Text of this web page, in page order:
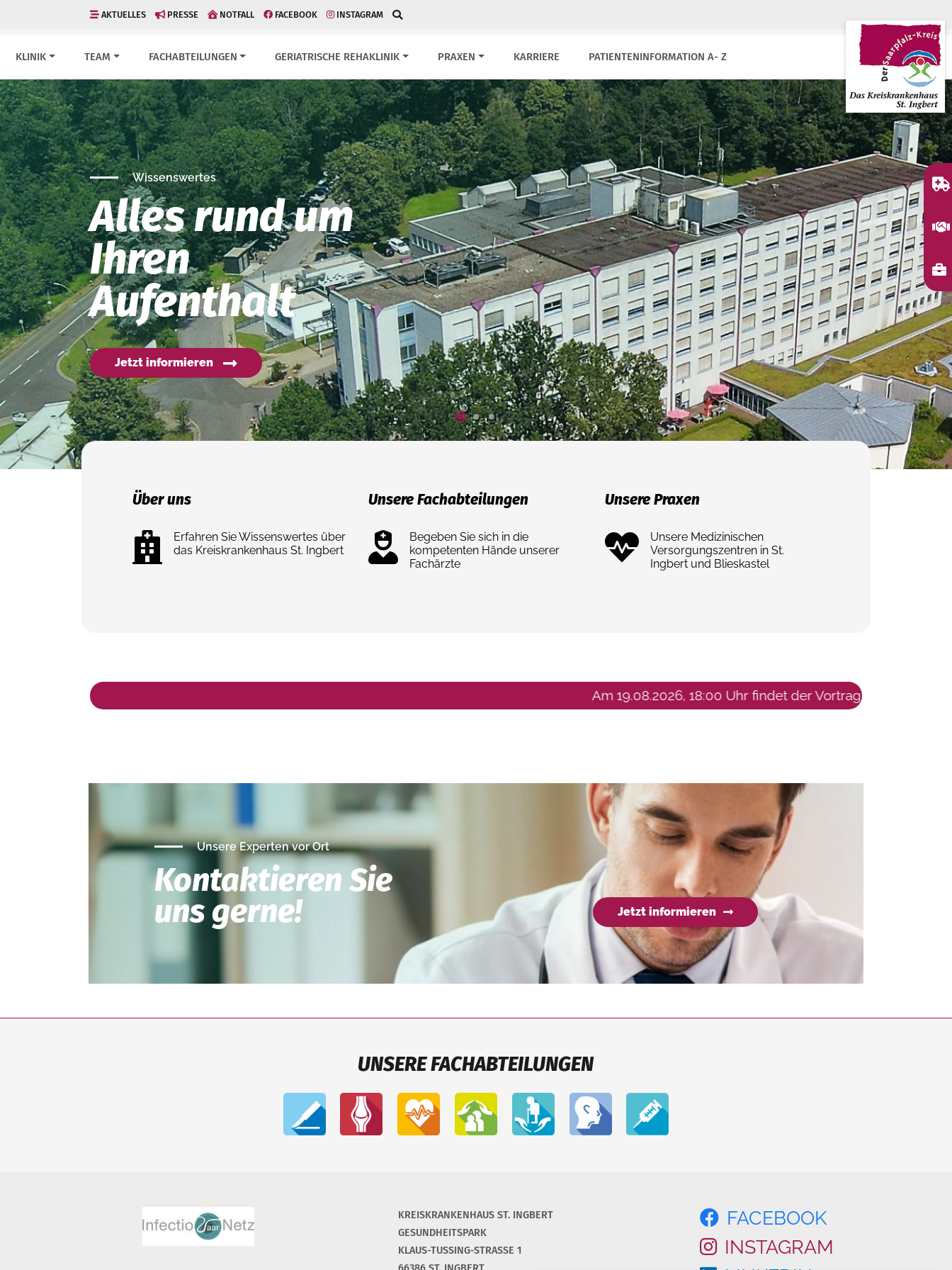
AKTUELLES PRESSE NOTFALL FACEBOOK INSTAGRAM
KLINIK TEAM FACHABTEILUNGEN GERIATRISCHE REHAKLINIK PRAXEN KARRIERE PATIENTENINFORMATION A- Z
Wissenswertes
Alles rund um
Ihren
Aufenthalt
Jetzt informieren
Über uns
Erfahren Sie Wissenswertes über
das Kreiskrankenhaus St. Ingbert
Unsere Fachabteilungen
Begeben Sie sich in die
kompetenten Hände unserer
Fachärzte
Unsere Praxen
Unsere Medizinischen
Versorgungszentren in St.
Ingbert und Blieskastel
Am 19.08.2026, 18:00 Uhr findet der Vortrag "Mut zur Mücke?
Unsere Experten vor Ort
Kontaktieren Sie
uns gerne!
Jetzt informieren
UNSERE FACHABTEILUNGEN
KREISKRANKENHAUS ST. INGBERT
GESUNDHEITSPARK
KLAUS-TUSSING-STRASSE 1
FACEBOOK
INSTAGRAM